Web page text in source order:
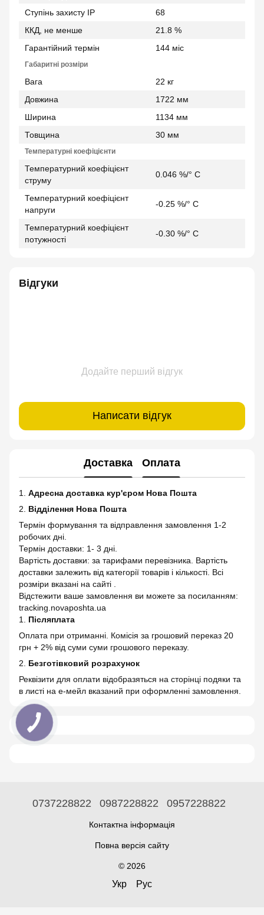
Ступінь захисту IP
68
ККД, не менше
21.8 %
Гарантійний термін
144 міс
Габаритні розміри
Вага
22 кг
Довжина
1722 мм
Ширина
1134 мм
Товщина
30 мм
Температурні коефіцієнти
Температурний коефіцієнт
струму
0.046 %/° С
Температурний коефіцієнт
напруги
-0.25 %/° С
Температурний коефіцієнт
потужності
-0.30 %/° С
Відгуки
Додайте перший відгук
Написати відгук
Доставка Оплата
1. Адресна доставка кур'єром Нова Пошта
2. Відділення Нова Пошта
Термін формування та відправлення замовлення 1-2
робочих дні.
Термін доставки: 1- 3 дні.
Вартість доставки: за тарифами перевізника. Вартість
доставки залежить від категорії товарів і кількості. Всі
розміри вказані на сайті .
Відстежити ваше замовлення ви можете за посиланням:
tracking.novaposhta.ua
1. Післяплата
Оплата при отриманні. Комісія за грошовий переказ 20
грн + 2% від суми суми грошового переказу.
2. Безготівковий розрахунок
Реквізити для оплати відобразяться на сторінці подяки та
в листі на е-мейл вказаний при оформленні замовлення.
0737228822 0987228822 0957228822
Контактна інформація
Повна версія сайту
© 2026
Укр Рус